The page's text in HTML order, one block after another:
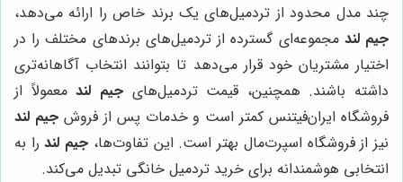
چند مدل محدود از تردمیل‌های یک برند خاص را ارائه می‌دهد،
جیم لند مجموعه‌ای گسترده از تردمیل‌های برندهای مختلف را در
اختیار مشتریان خود قرار می‌دهد تا بتوانند انتخاب آگاهانه‌تری
داشته باشند. همچنین، قیمت تردمیل‌هایجیم لندمعمولاً از
فروشگاه ایران‌فیتنس کمتر است و خدمات پس از فروشجیم لند
نیز از فروشگاه اسپرت‌مال بهتر است. این تفاوت‌ها، جیم لندرا به
انتخابی هوشمندانه برای خرید تردمیل خانگی تبدیل می‌کند.